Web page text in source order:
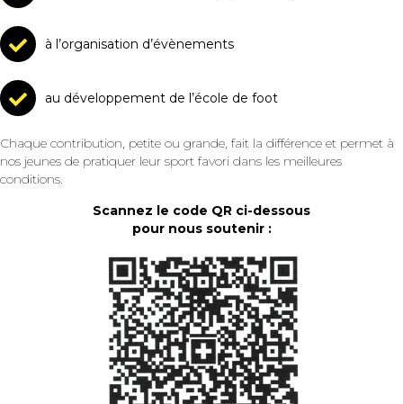
à l’organisation d’évènements
au développement de l’école de foot
Chaque contribution, petite ou grande, fait la différence et permet à
nos jeunes de pratiquer leur sport favori dans les meilleures
conditions.
Scannez le code QR ci-dessous
pour nous soutenir :